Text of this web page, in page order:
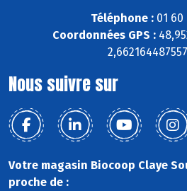
Téléphone : 01 60
Coordonnées GPS :
Nous suivre sur
Votre magasin Biocoop Claye
proche de :